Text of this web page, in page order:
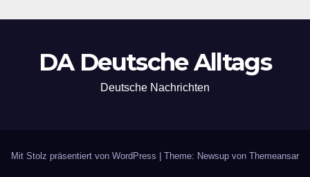
DA Deutsche Alltags
Deutsche Nachrichten
Mit Stolz präsentiert von WordPress Theme: Newsup von Themeansar